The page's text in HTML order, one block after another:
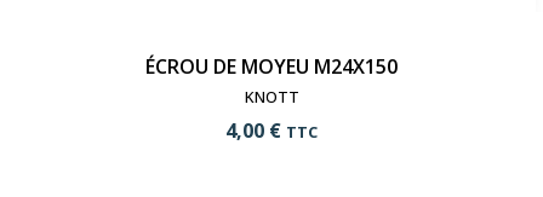
ÉCROU DE MOYEU M24X150
KNOTT
4,00 € TTC